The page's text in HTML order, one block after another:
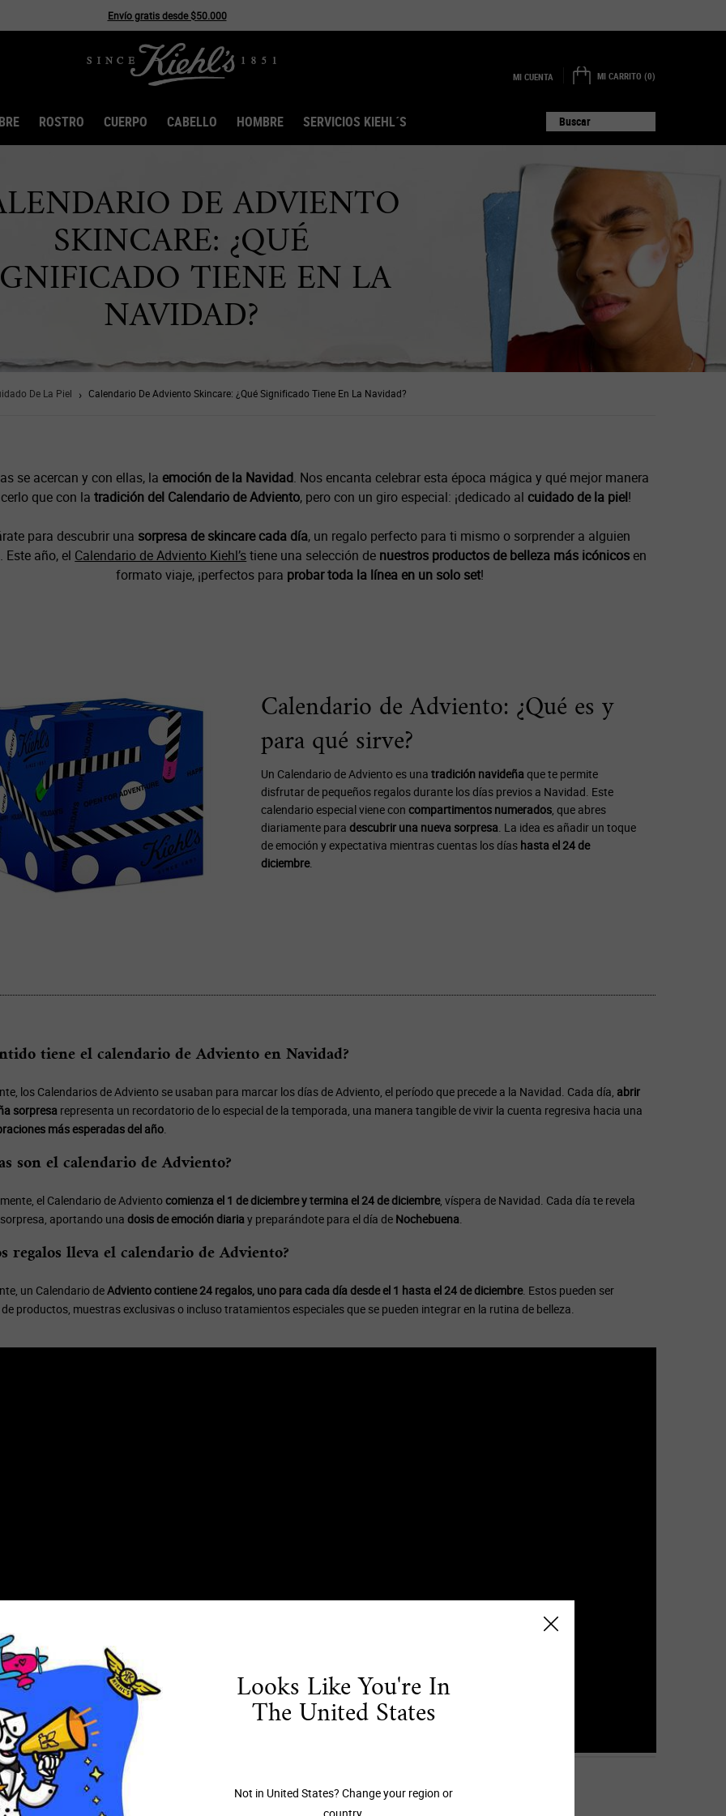
Envío gratis desde $50.000
MI CUENTA MI CARRITO 0
0 PRODUCTO EN EL CARRITO
ROSTRO CUERPO CABELLO HOMBRE SERVICIOS KIEHL´S Buscar
DE ADVIENTO
SKINCARE: ¿QUÉ
TIENE EN LA
NAVIDAD?
De La Piel Calendario De Adviento Skincare: ¿Qué Significado Tiene En La Navidad?
se acercan y con ellas, la emoción de la Navidad. Nos encanta celebrar esta época mágica y qué mejor manera
que con la tradición del Calendario de Adviento, pero con un giro especial: ¡dedicado al cuidado de la piel!
para descubrir una sorpresa de skincare cada día, un regalo perfecto para ti mismo o sorprender a alguien
Este año, el Calendario de Adviento Kiehl’stiene una selección de nuestros productos de belleza más icónicos en
formato viaje, ¡perfectos para probar toda la línea en un solo set!
Calendario de Adviento: ¿Qué es y
para qué sirve?
Un Calendario de Adviento es una tradición navideñaque te permite
disfrutar de pequeños regalos durante los días previos a Navidad. Este
calendario especial viene con compartimentos numerados, que abres
diariamente para descubrir una nueva sorpresa. La idea es añadir un toque
de emoción y expectativa mientras cuentas los días hasta el 24 de
diciembre.
tiene el calendario de Adviento en Navidad?
los Calendarios de Adviento se usaban para marcar los días de Adviento, el período que precede a la Navidad. Cada día, abrir
sorpresarepresenta un recordatorio de lo especial de la temporada, una manera tangible de vivir la cuenta regresiva hacia una
más esperadas del año.
son el calendario de Adviento?
el Calendario de Advientocomienza el 1 de diciembre y termina el 24 de diciembre, víspera de Navidad. Cada día te revela
aportando una dosis de emoción diariay preparándote para el día de Nochebuena.
regalos lleva el calendario de Adviento?
un Calendario deAdviento contiene 24 regalos, uno para cada día desde el 1 hasta el 24 de diciembre. Estos pueden ser
productos, muestras exclusivas o incluso tratamientos especiales que se pueden integrar en la rutina de belleza.
significa regalar un calendario de Adviento?
Looks Like You're In
The United States
Not in United States? Change your region or
country.